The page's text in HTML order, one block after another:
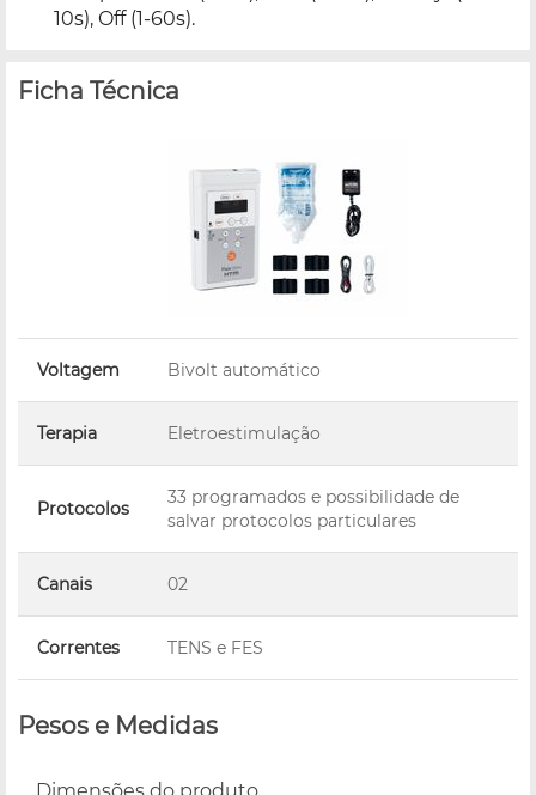
10s), Off (1-60s).
Ficha Técnica
Voltagem Bivolt automático
Terapia Eletroestimulação
Protocolos
33 programados e possibilidade de
salvar protocolos particulares
Canais 02
Correntes TENS e FES
Pesos e Medidas
Dimensões do produto